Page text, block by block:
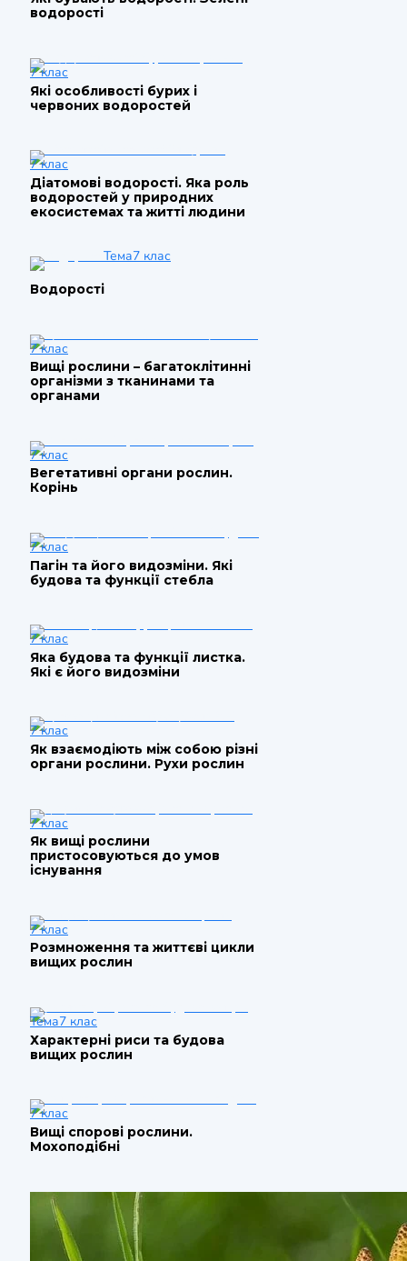
водорості
7 клас
Які особливості бурих і
червоних водоростей
7 клас
Діатомові водорості. Яка роль
водоростей у природних
екосистемах та житті людини
Тема7 клас
Водорості
7 клас
Вищі рослини – багатоклітинні
організми з тканинами та
органами
7 клас
Вегетативні органи рослин.
Корінь
7 клас
Пагін та його видозміни. Які
будова та функції стебла
7 клас
Яка будова та функції листка.
Які є його видозміни
7 клас
Як взаємодіють між собою різні
органи рослини. Рухи рослин
7 клас
Як вищі рослини
пристосовуються до умов
існування
7 клас
Розмноження та життєві цикли
вищих рослин
Тема7 клас
Характерні риси та будова
вищих рослин
7 клас
Вищі спорові рослини.
Мохоподібні